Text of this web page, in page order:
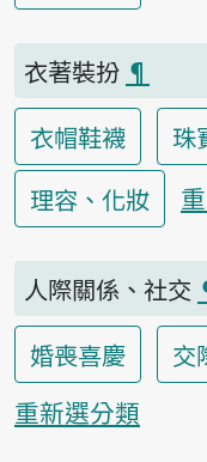
衣著裝扮 ¶
衣帽鞋襪
珠
理容、化妝
人際關係、社交
婚喪喜慶
交
重新選分類